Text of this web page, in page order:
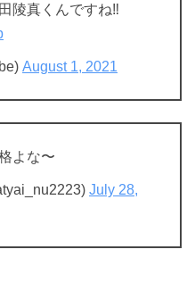
陵真くんですね‼️
August 1, 2021
よな〜
July 28,